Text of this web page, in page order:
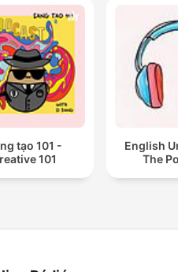
tạo 101 -
101
English
The